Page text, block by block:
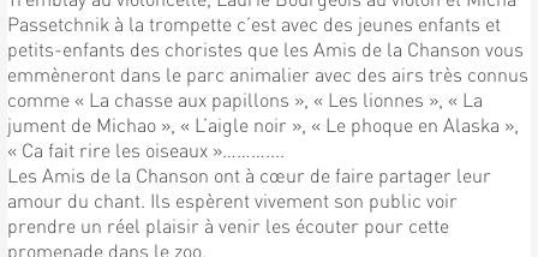
Passetchnik à la trompette c’est avec des jeunes enfants et
petits-enfants des choristes que les Amis de la Chanson vous
emmèneront dans le parc animalier avec des airs très connus
comme « La chasse aux papillons », « Les lionnes », « La
jument de Michao », « L’aigle noir », « Le phoque en Alaska »,
« Ca fait rire les oiseaux »………....
Les Amis de la Chanson ont à cœur de faire partager leur
amour du chant. Ils espèrent vivement son public voir
prendre un réel plaisir à venir les écouter pour cette
promenade dans le zoo.